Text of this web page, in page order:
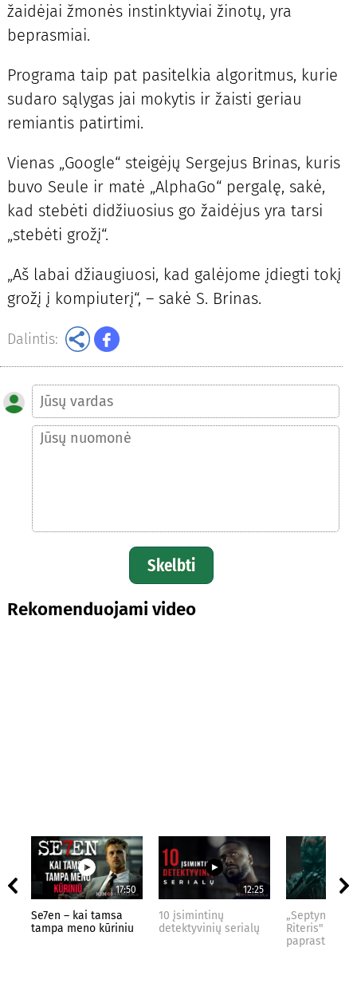
žaidėjai žmonės instinktyviai žinotų, yra
beprasmiai.
Programa taip pat pasitelkia algoritmus, kurie
sudaro sąlygas jai mokytis ir žaisti geriau
remiantis patirtimi.
Vienas „Google“ steigėjų Sergejus Brinas, kuris
buvo Seule ir matė „AlphaGo“ pergalę, sakė,
kad stebėti didžiuosius go žaidėjus yra tarsi
„stebėti grožį“.
„Aš labai džiaugiuosi, kad galėjome įdiegti tokį
grožį į kompiuterį“, – sakė S. Brinas.
Dalintis:
Skelbti
Rekomenduojami video
17:50
Se7en – kai tamsa
tampa meno kūriniu
12:25
10 įsimintinų
detektyvinių serialų
„Septynių
Riteris" – kai
paprastumas